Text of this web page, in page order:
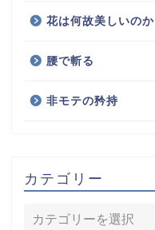
花は何故美しいのか
腰で斬る
非モテの矜持
カテゴリー